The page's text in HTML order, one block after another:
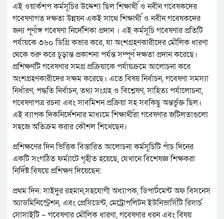
এই ওয়ার্কশপ কর্মসূচির উদ্দেশ্য ছিল শিক্ষার্থী ও নবীন গবেষকদের
গবেষণাগত দক্ষতা উন্নয়ন একই সাথে শিক্ষার্থী ও নবীন গবেষকদের
জন্য পূর্ণাঙ্গ গবেষণা নির্দেশিকা প্রদান । এই কর্মসূচি গবেষণার প্রতিটি
পর্যায়কে ৩৬০ ডিগ্রি কভার করে, যা অংশগ্রহণকারীদের মৌলিক ধারণা
থেকে শুরু করে চূড়ান্ত প্রকাশনা পর্যন্ত সম্পূর্ণ দক্ষতা প্রদান করেছে।
প্রশিক্ষণটি গবেষণার সমগ্র প্রক্রিয়াকে পর্যায়ক্রমে আলোচনা করে
অংশগ্রহণকারীদের সক্ষম করেছে। এতে বিষয় নির্বাচন, গবেষণা সমস্যা
নির্ধারণ, পদ্ধতি নির্বাচন, তথ্য সংগ্রহ ও বিশ্লেষণ, সাহিত্য পর্যালোচনা,
গবেষণাপত্র রচনা এবং সাবমিশন প্রক্রিয়া সহ সবকিছু অন্তর্ভুক্ত ছিল।
এই ব্যাপক দিকনির্দেশনার মাধ্যমে শিক্ষার্থীরা গবেষণার জটিলতাগুলো
সহজে অতিক্রম করার কৌশল শিখেছেন।
প্রশিক্ষণের দিন ভিত্তিক বিস্তারিত আলোচনা কর্মসূচিটি পাঁচ দিনের
একটি সংগঠিত ফর্ম্যাটে গৃহীত হয়েছে, যেখানে বিশেষজ্ঞ শিক্ষকরা
নির্দিষ্ট বিষয়ে প্রশিক্ষণ দিয়েছেন:
প্রথম দিন: সাইদুর রহমান,সহযোগী অধ্যাপক, ডিপার্টমেন্ট অফ বিসনেস
অ্যাডমিনিস্ট্রেশন, এবং প্রেসিডেন্ট, মেট্রোপলিটন ইউনিভার্সিটি রিসার্চ
সোসাইটি – গবেষণার মৌলিক ধারণা, গবেষণার ধরন এবং বিষয়